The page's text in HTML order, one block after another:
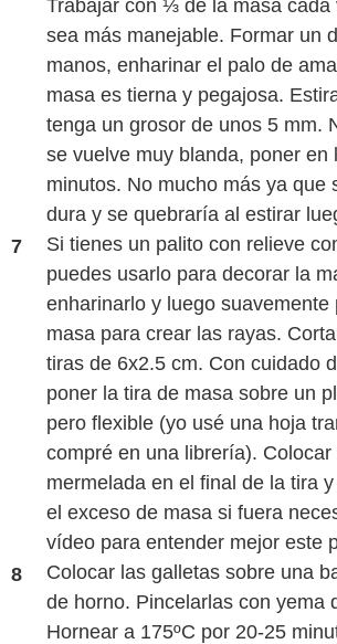
Trabajar con ⅓ de la masa cada
sea más manejable. Formar un
manos, enharinar el palo de
masa es tierna y pegajosa.
tenga un grosor de unos 5 mm.
se vuelve muy blanda, poner en
minutos. No mucho más ya que
dura y se quebraría al estirar
Si tienes un palito con relieve
puedes usarlo para decorar la
enharinarlo y luego suavemente
masa para crear las rayas.
tiras de 6x2.5 cm. Con cuidado
poner la tira de masa sobre un
pero flexible (yo usé una hoja
compré en una librería). Colocar
mermelada en el final de la tira
el exceso de masa si fuera
vídeo para entender mejor este
Colocar las galletas sobre una
de horno. Pincelarlas con yema
Hornear a 175ºC por 20-25